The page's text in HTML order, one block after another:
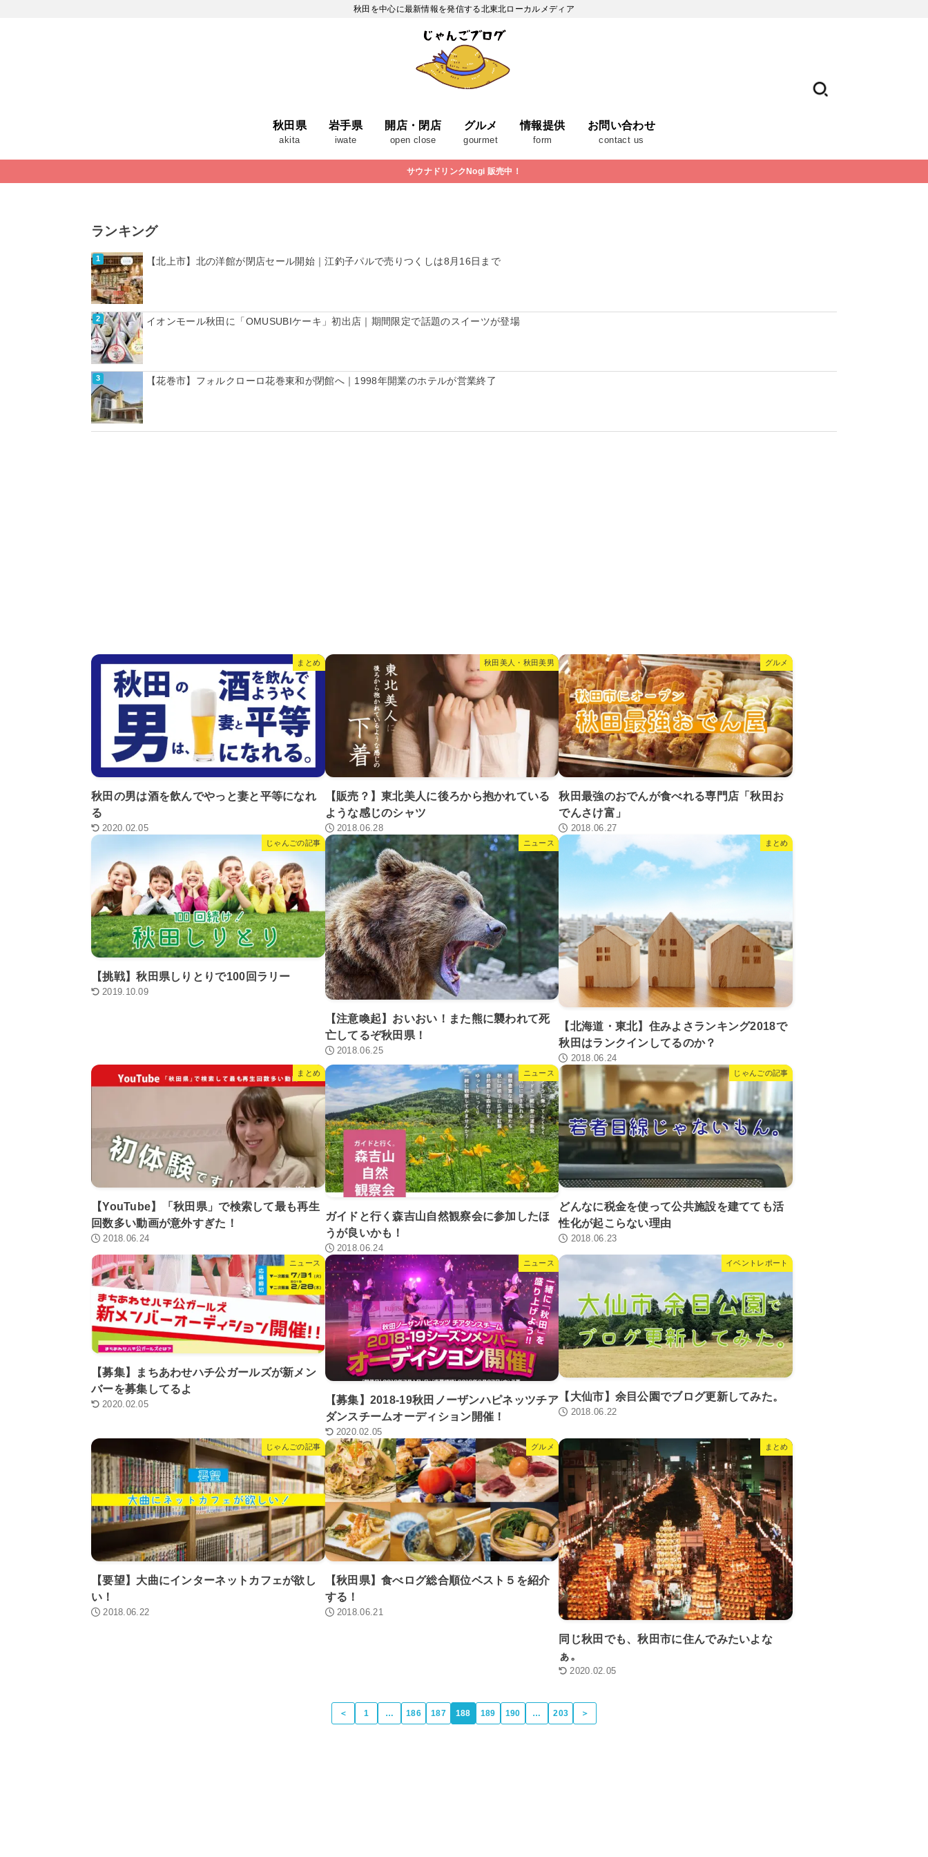
秋田を中心に最新情報を発信する北東北ローカルメディア
秋田県
akita
岩手県
iwate
開店・閉店
open close
グルメ
gourmet
情報提供
form
お問い合わせ
contact us
サウナドリンクNogi 販売中！
ランキング
【北上市】北の洋館が閉店セール開始｜江釣子パルで売りつくしは8月16日まで
イオンモール秋田に「OMUSUBIケーキ」初出店｜期間限定で話題のスイーツが登場
【花巻市】フォルクローロ花巻東和が閉館へ｜1998年開業のホテルが営業終了
まとめ
秋田の男は酒を飲んでやっと妻と平等になれ
る
2020.02.05
秋田美人・秋田美男
【販売？】東北美人に後ろから抱かれている
ような感じのシャツ
2018.06.28
グルメ
秋田最強のおでんが食べれる専門店「秋田お
でんさけ富」
2018.06.27
じゃんごの記事
【挑戦】秋田県しりとりで100回ラリー
2019.10.09
ニュース
【注意喚起】おいおい！また熊に襲われて死
亡してるぞ秋田県！
2018.06.25
まとめ
【北海道・東北】住みよさランキング2018で
秋田はランクインしてるのか？
2018.06.24
まとめ
【YouTube】「秋田県」で検索して最も再生
回数多い動画が意外すぎた！
2018.06.24
ニュース
ガイドと行く森吉山自然観察会に参加したほ
うが良いかも！
2018.06.24
じゃんごの記事
どんなに税金を使って公共施設を建てても活
性化が起こらない理由
2018.06.23
ニュース
【募集】まちあわせハチ公ガールズが新メン
バーを募集してるよ
2020.02.05
ニュース
【募集】2018-19秋田ノーザンハピネッツチア
ダンスチームオーディション開催！
2020.02.05
イベントレポート
【大仙市】余目公園でブログ更新してみた。
2018.06.22
じゃんごの記事
【要望】大曲にインターネットカフェが欲し
い！
2018.06.22
グルメ
【秋田県】食べログ総合順位ベスト５を紹介
する！
2018.06.21
まとめ
同じ秋田でも、秋田市に住んでみたいよな
ぁ。
2020.02.05
＜ 1 … 186 187 188 189 190 … 203 ＞